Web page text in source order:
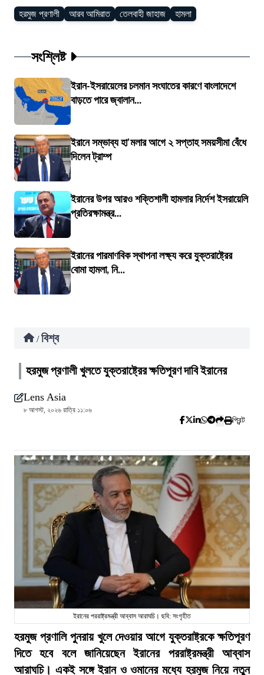
হরমুজ প্রণালী আরব আমিরাত তেলবাহী জাহাজ হামলা
সংশ্লিষ্ট
ইরান-ইসরায়েলের চলমান সংঘাতের কারণে বাংলাদেশে
বাড়তে পারে জ্বালান...
ইরানে সম্ভাব্য হা'মলার আগে ২ সপ্তাহ সময়সীমা বেঁধে
দিলেন ট্রাম্প
ইরানের উপর আরও শক্তিশালী হামলার নির্দেশ ইসরায়েলি
প্রতিরক্ষামন্ত্র...
ইরানের পারমাণবিক স্থাপনা লক্ষ্য করে যুক্তরাষ্ট্রের
বোমা হামলা, নি...
/ বিশ্ব
হরমুজ প্রণালী খুলতে যুক্তরাষ্ট্রের ক্ষতিপূরণ দাবি ইরানের
Lens Asia
৮ আগস্ট, ২০২৬ রাত্রি ১১:০৬
প্রিন্ট
ইরানের পররাষ্ট্রমন্ত্রী আব্বাস আরাঘচি। ছবি: সংগৃহীত
হরমুজ প্রণালি পুনরায় খুলে দেওয়ার আগে যুক্তরাষ্ট্রকে ক্ষতিপূরণ
দিতে হবে বলে জানিয়েছেন ইরানের পররাষ্ট্রমন্ত্রী আব্বাস
আরাঘচি। একই সঙ্গে ইরান ও ওমানের মধ্যে হরমুজ নিয়ে নতুন